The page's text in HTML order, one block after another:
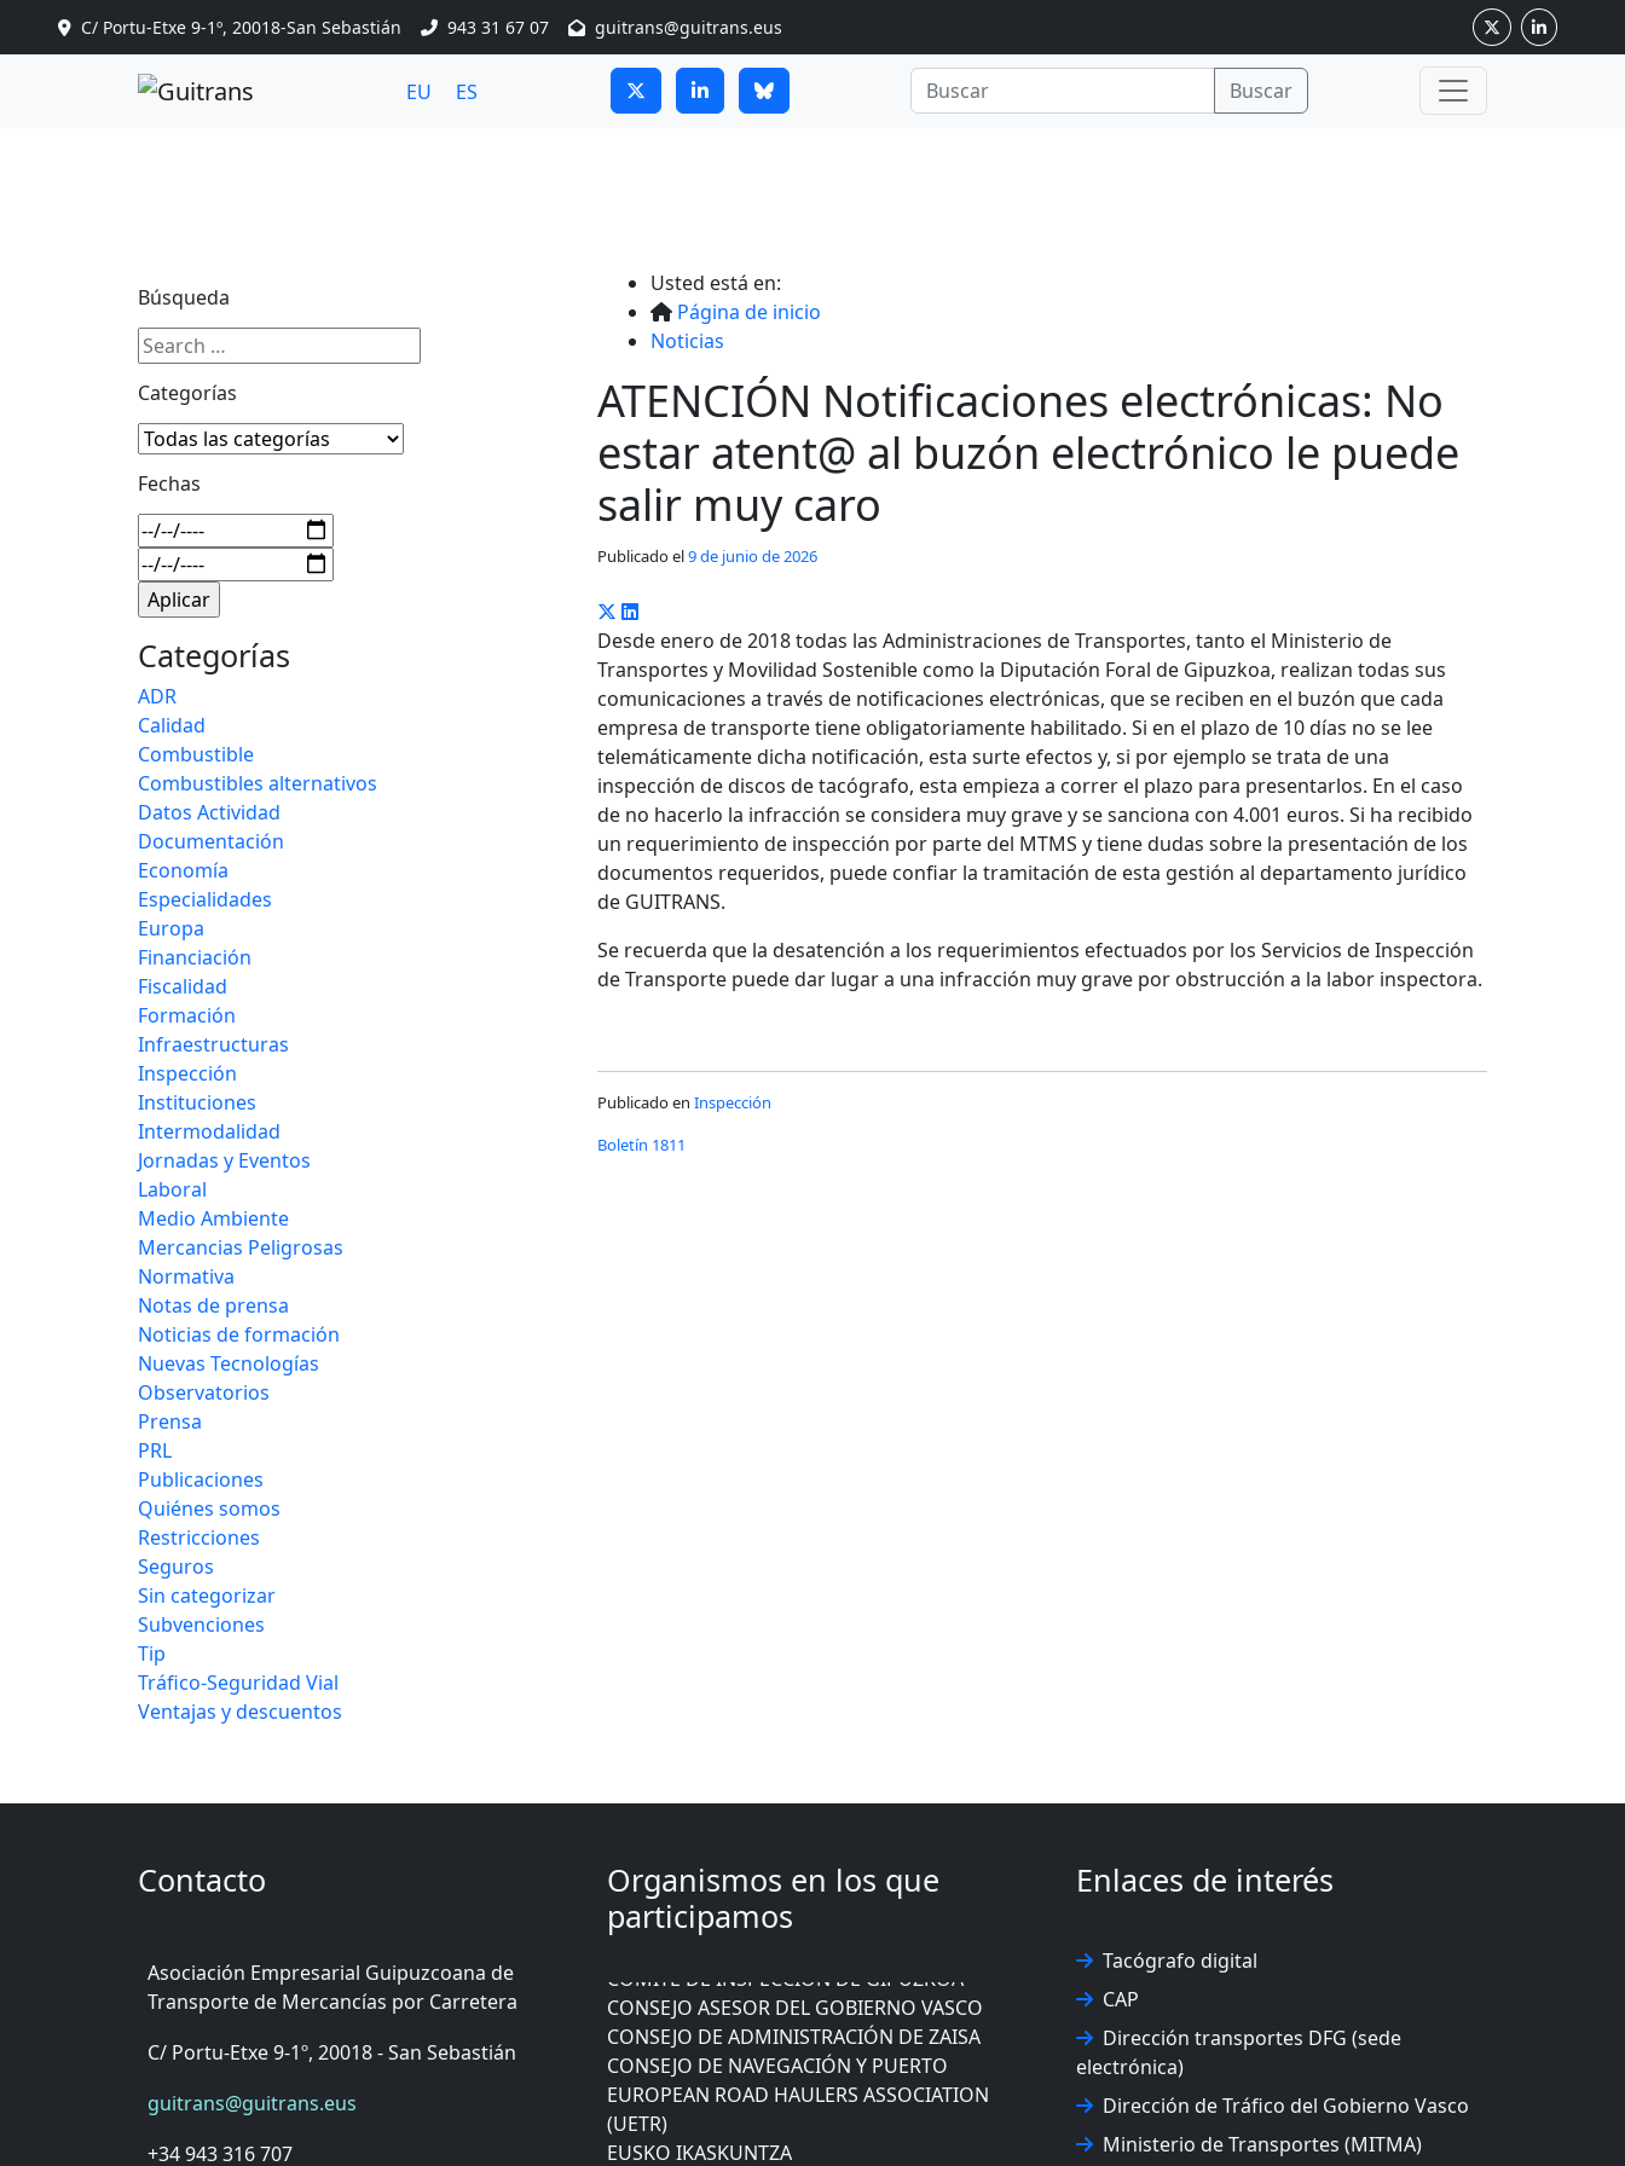
Continuar al contenido principal
C/ Portu-Etxe 9-1º, 20018-San Sebastián 943 31 67 07 guitrans@guitrans.eus
EU ES Buscar
Usted está en:
Página de inicio
Noticias
ATENCIÓN Notificaciones electrónicas: No
estar atent@ al buzón electrónico le puede
salir muy caro
Publicado el9 de junio de 2026
Desde enero de 2018 todas las Administraciones de Transportes, tanto el Ministerio de
Transportes y Movilidad Sostenible como la Diputación Foral de Gipuzkoa, realizan todas sus
comunicaciones a través de notificaciones electrónicas, que se reciben en el buzón que cada
empresa de transporte tiene obligatoriamente habilitado. Si en el plazo de 10 días no se lee
telemáticamente dicha notificación, esta surte efectos y, si por ejemplo se trata de una
inspección de discos de tacógrafo, esta empieza a correr el plazo para presentarlos. En el caso
de no hacerlo la infracción se considera muy grave y se sanciona con 4.001 euros. Si ha recibido
un requerimiento de inspección por parte del MTMS y tiene dudas sobre la presentación de los
documentos requeridos, puede confiar la tramitación de esta gestión al departamento jurídico
de GUITRANS.
Se recuerda que la desatención a los requerimientos efectuados por los Servicios de Inspección
de Transporte puede dar lugar a una infracción muy grave por obstrucción a la labor inspectora.
Publicado en Inspección
Boletín 1811
Búsqueda
Categorías
Fechas
Categorías
ADR
Calidad
Combustible
Combustibles alternativos
Datos Actividad
Documentación
Economía
Especialidades
Europa
Financiación
Fiscalidad
Formación
Infraestructuras
Inspección
Instituciones
Intermodalidad
Jornadas y Eventos
Laboral
Medio Ambiente
Mercancias Peligrosas
Normativa
Notas de prensa
Noticias de formación
Nuevas Tecnologías
Observatorios
Prensa
PRL
Publicaciones
Quiénes somos
Restricciones
Seguros
Sin categorizar
Subvenciones
Tip
Tráfico-Seguridad Vial
Ventajas y descuentos
Contacto
Asociación Empresarial Guipuzcoana de
Transporte de Mercancías por Carretera
C/ Portu-Etxe 9-1º, 20018 - San Sebastián
guitrans@guitrans.eus
+34 943 316 707
Organismos en los que
participamos
CÁMARA DE COMERCIO DE GIPUZKOA
COMISIÓN ASESORA DE MOVILIDAD DEL
AYUNTAMIENTO DE DONOSTIA
CONSEJO ASESOR DEL GOBIERNO VASCO
CONSEJO DE ADMINISTRACIÓN DE ZAISA
CONSEJO DE NAVEGACIÓN Y PUERTO
EUROPEAN ROAD HAULERS ASSOCIATION
(UETR)
EUSKO IKASKUNTZA
Enlaces de interés
Tacógrafo digital
CAP
Dirección transportes DFG (sede
electrónica)
Dirección de Tráfico del Gobierno Vasco
Ministerio de Transportes (MITMA)